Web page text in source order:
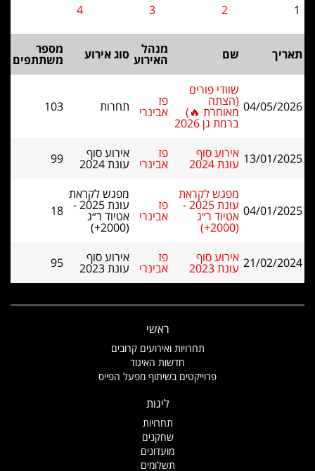
1
2
3
4
תאריך שם מנהל
האירוע סוג אירוע מספר
משתתפים
04/05/2026
שוודי פורים
(הצתה
מאוחרת 🔥)
ברמת גן 2026
פז
אבינרי תחרות 103
13/01/2025 אירוע סוף
עונת 2024
פז
אבינרי
אירוע סוף
עונת 2024 99
04/01/2025
מפגש לקראת
עונת 2025 -
אטיוד ר״ג
(2000+)
פז
אבינרי
מפגש לקראת
עונת 2025 -
אטיוד ר״ג
(2000+)
18
21/02/2024 אירוע סוף
עונת 2023
פז
אבינרי
אירוע סוף
עונת 2023 95
ראשי
תחרויות ואירועים קרובים
חדשות האיגוד
פרוייקטים בשיתוף מפעל הפייס
ליגות
תחרויות
שחקנים
מועדונים
תשלומים